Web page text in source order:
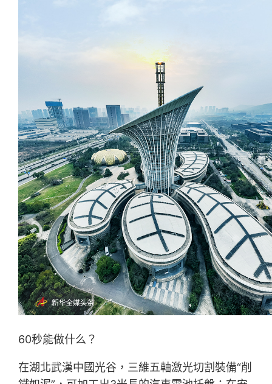
60秒能做什么？
在湖北武漢中國光谷，三維五軸激光切割裝備“削